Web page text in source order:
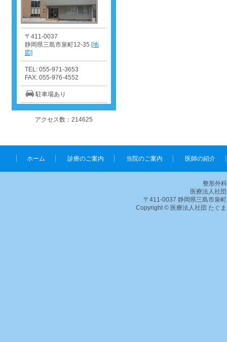
〒411-0037
静岡県三島市泉町12-35 [地
図]
TEL: 055-971-3653
FAX: 055-976-4552
駐車場あり
アクセス数：214625
ホーム 診療のご案内 当院のご案内 医師の紹介
整形外
医療法人社
〒411-0037 静岡県三島市泉
Copyright © 医療法人社団 たぐ